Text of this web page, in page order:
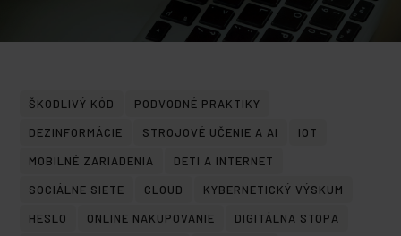
ŠKODLIVÝ KÓD
PODVODNÉ PRAKTIKY
DEZINFORMÁCIE
STROJOVÉ UČENIE A AI
IOT
MOBILNÉ ZARIADENIA
DETI A INTERNET
SOCIÁLNE SIETE
CLOUD
KYBERNETICKÝ VÝSKUM
HESLO
ONLINE NAKUPOVANIE
DIGITÁLNA STOPA